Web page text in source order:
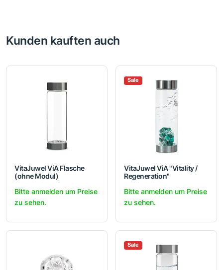
Kunden kauften auch
VitaJuwel ViA Flasche
(ohne Modul)
Bitte anmelden um Preise
zu sehen.
Sale
VitaJuwel ViA "Vitality /
Regeneration"
Bitte anmelden um Preise
zu sehen.
Sale